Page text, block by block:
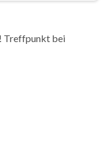
Treffpunkt bei